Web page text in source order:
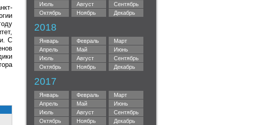
Июль
Август
Сентябрь
Октябрь
Ноябрь Декабрь
2018
Январь Февраль
Март
Апрель
Май
Июнь
Июль
Август
Сентябрь
Октябрь
Ноябрь Декабрь
2017
Январь Февраль
Март
Апрель
Май
Июнь
Июль
Август
Сентябрь
Октябрь
Ноябрь Декабрь
С